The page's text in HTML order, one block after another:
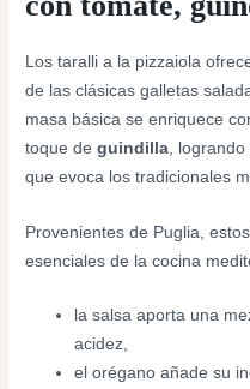
Los taralli a la pizzaiola
de las clásicas galletas
masa básica se enriquece
toque deguindilla ,
que evoca los tradicionales
Provenientes de Puglia,
esenciales de la cocina
la salsa aporta una
acidez,
el orégano añade su